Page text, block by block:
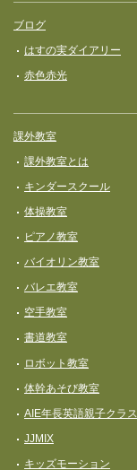
ブログ
はすの実ダイアリー
赤色赤光
課外教室
課外教室とは
キンダースクール
体操教室
ピアノ教室
バイオリン教室
バレエ教室
空手教室
書道教室
ロボット教室
体幹あそび教室
AIE年長英語親子クラス
JJMIX
キッズモーション